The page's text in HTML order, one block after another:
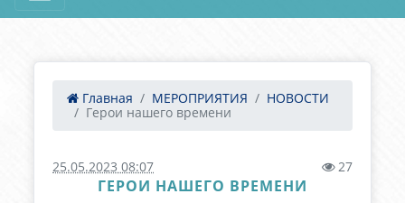
Главная МЕРОПРИЯТИЯ
НОВОСТИ
Герои нашего времени
25.05.2023 08:07 27
ГЕРОИ НАШЕГО ВРЕМЕНИ